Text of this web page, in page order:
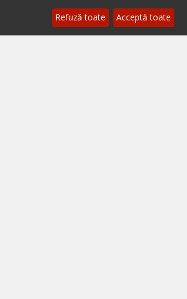
Restaurante Brașov
Restaurante Iași
Refuză toate Acceptă toate